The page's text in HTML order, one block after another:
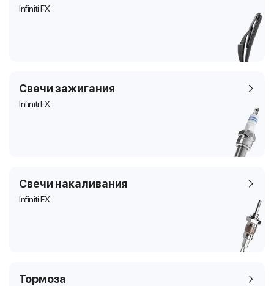
Infiniti FX
Свечи зажигания
Infiniti FX
Свечи накаливания
Infiniti FX
Тормоза